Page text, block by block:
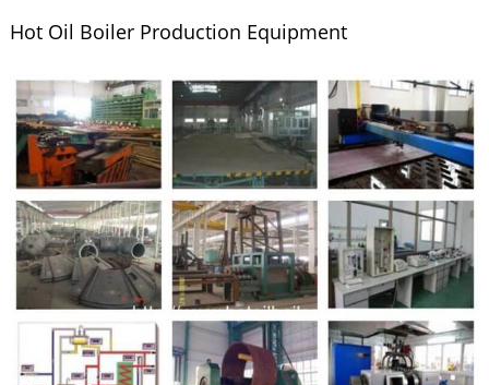
Hot Oil Boiler Production Equipment